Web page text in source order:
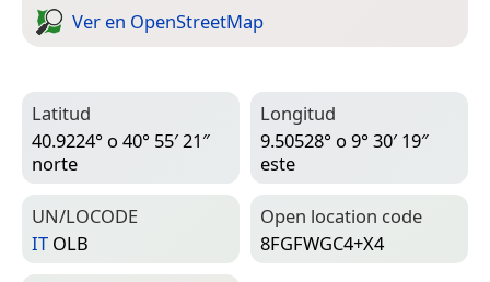
Ver en Open­Street­Map
Latitud
40.9224° o 40° 55′ 21″
norte
Longitud
9.50528° o 9° 30′ 19″
este
UN/LOCODE
IT OLB
Open location code
8FGFWGC4+X4